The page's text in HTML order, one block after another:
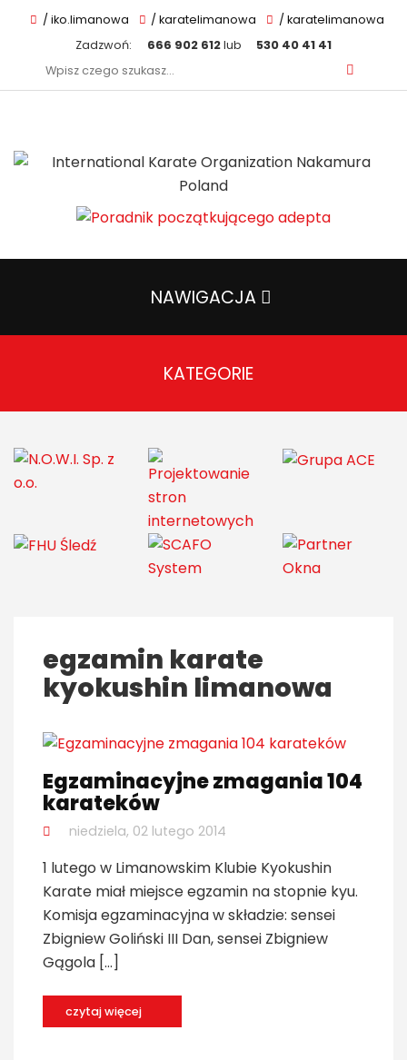
/ iko.limanowa / karatelimanowa
/ karatelimanowa
Zadzwoń:
666 902 612lub
530 40 41 41
Szukaj:
NAWIGACJA
KATEGORIE
egzamin karate
kyokushin limanowa
Egzaminacyjne zmagania 104
karateków
niedziela, 02 lutego 2014
1 lutego w Limanowskim Klubie Kyokushin
Karate miał miejsce egzamin na stopnie kyu.
Komisja egzaminacyjna w składzie: sensei
Zbigniew Goliński III Dan, sensei Zbigniew
Gągola […]
czytaj więcej